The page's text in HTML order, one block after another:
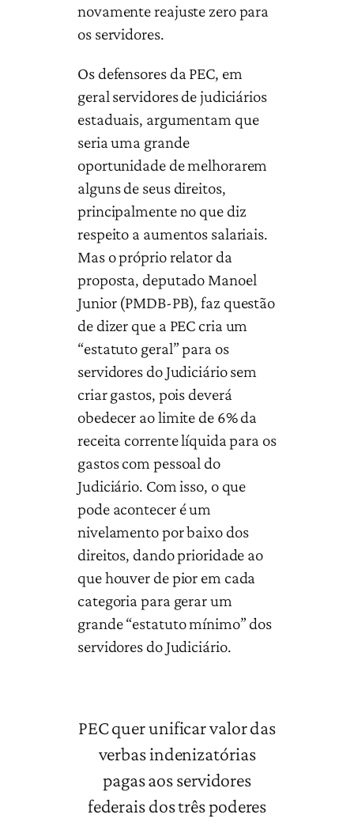
novamente reajuste zero para
os servidores.
Os defensores da PEC, em
geral servidores de judiciários
estaduais, argumentam que
seria uma grande
oportunidade de melhorarem
alguns de seus direitos,
principalmente no que diz
respeito a aumentos salariais.
Mas o próprio relator da
proposta, deputado Manoel
Junior (PMDB-PB), faz questão
de dizer que a PEC cria um
“estatuto geral” para os
servidores do Judiciário sem
criar gastos, pois deverá
obedecer ao limite de 6% da
receita corrente líquida para os
gastos com pessoal do
Judiciário. Com isso, o que
pode acontecer é um
nivelamento por baixo dos
direitos, dando prioridade ao
que houver de pior em cada
categoria para gerar um
grande “estatuto mínimo” dos
servidores do Judiciário.
PEC quer unificar valor das
verbas indenizatórias
pagas aos servidores
federais dos três poderes